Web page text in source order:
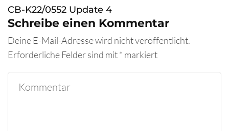
CB-K22/0552 Update 4
Schreibe einen Kommentar
Deine E-Mail-Adresse wird nicht veröffentlicht.
Erforderliche Felder sind mit* markiert